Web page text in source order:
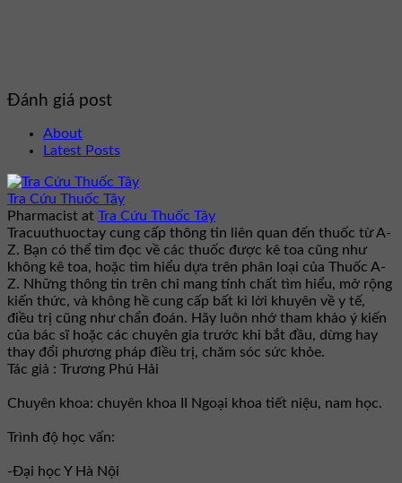
Đánh giá post
About
Latest Posts
Tra Cứu Thuốc Tây
Pharmacist at Tra Cứu Thuốc Tây
Tracuuthuoctay cung cấp thông tin liên quan đến thuốc từ A-
Z. Bạn có thể tìm đọc về các thuốc được kê toa cũng như
không kê toa, hoặc tìm hiểu dựa trên phân loại của Thuốc A-
Z. Những thông tin trên chỉ mang tính chất tìm hiểu, mở rộng
kiến thức, và không hề cung cấp bất kì lời khuyên về y tế,
điều trị cũng như chẩn đoán. Hãy luôn nhớ tham khảo ý kiến
của bác sĩ hoặc các chuyên gia trước khi bắt đầu, dừng hay
thay đổi phương pháp điều trị, chăm sóc sức khỏe.
Tác giả : Trương Phú Hải
Chuyên khoa: chuyên khoa II Ngoại khoa tiết niệu, nam học.
Trình độ học vấn:
-Đại học Y Hà Nội